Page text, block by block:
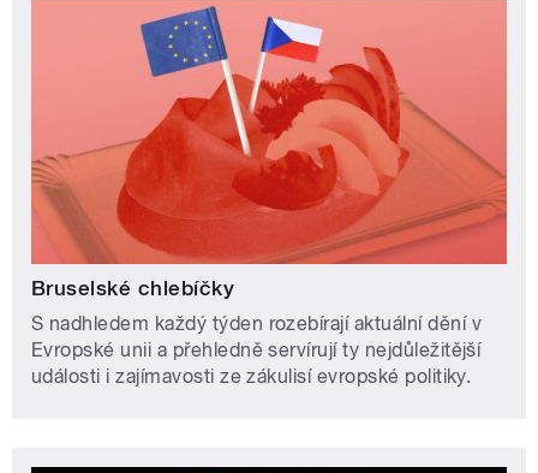
Bruselské chlebíčky
S nadhledem každý týden rozebírají aktuální dění v
Evropské unii a přehledně servírují ty nejdůležitější
události i zajímavosti ze zákulisí evropské politiky.